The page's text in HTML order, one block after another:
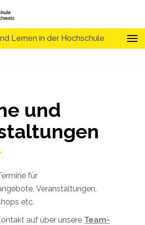
Lernen in der Hochschule
und
für
Veranstaltungen,
etc.
auf über unsere Team-